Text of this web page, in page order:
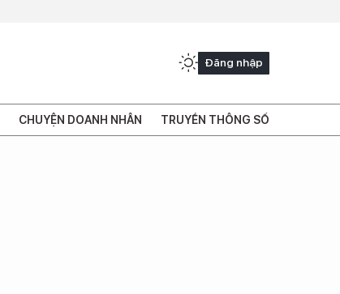
Đăng nhập
CHUYỆN DOANH NHÂN TRUYỀN THÔNG SỐ